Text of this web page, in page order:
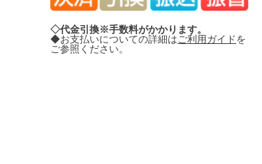
◇代金引換※手数料がかかります。
◆お支払いについての詳細はご利用ガイドを
ご参照ください。